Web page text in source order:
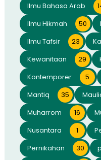
Ilmu Bahasa Arab
Ilmu Hikmah
50
Ilmu Tafsir
23
Kewanitaan
29
Kontemporer
5
Mantiq
35
Muharrom
16
Nusantara
1
Pernikahan
30